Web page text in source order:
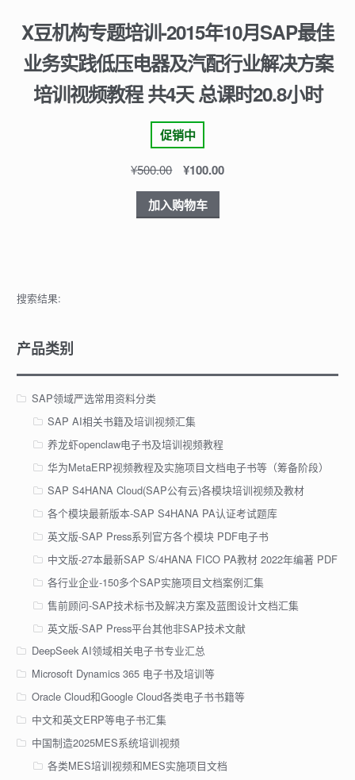
X豆机构专题培训-2015年10月SAP最佳
业务实践低压电器及汽配行业解决方案
培训视频教程 共4天 总课时20.8小时
促销中
¥500.00 ¥100.00
加入购物车
搜索结果:
产品类别
SAP领域严选常用资料分类
SAP AI相关书籍及培训视频汇集
养龙虾openclaw电子书及培训视频教程
华为MetaERP视频教程及实施项目文档电子书等（筹备阶段）
SAP S4HANA Cloud(SAP公有云)各模块培训视频及教材
各个模块最新版本-SAP S4HANA PA认证考试题库
英文版-SAP Press系列官方各个模块 PDF电子书
中文版-27本最新SAP S/4HANA FICO PA教材 2022年编著 PDF
各行业企业-150多个SAP实施项目文档案例汇集
售前顾问-SAP技术标书及解决方案及蓝图设计文档汇集
英文版-SAP Press平台其他非SAP技术文献
DeepSeek AI领域相关电子书专业汇总
Microsoft Dynamics 365 电子书及培训等
Oracle Cloud和Google Cloud各类电子书书籍等
中文和英文ERP等电子书汇集
中国制造2025MES系统培训视频
各类MES培训视频和MES实施项目文档